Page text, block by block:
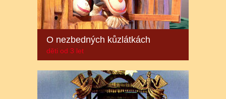
O nezbedných kůzlátkách
děti od 3 let